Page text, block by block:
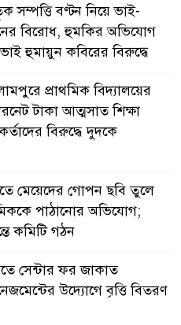
সম্পত্তি বণ্টন নিয়ে ভাই-
বিরোধ, হুমকির অভিযোগ
হুমায়ুন কবিরের বিরুদ্ধে
প্রাথমিক বিদ্যালয়ের
টাকা আত্মসাত শিক্ষা
বিরুদ্ধে দুদকে
মেয়েদের গোপন ছবি তুলে
পাঠানোর অভিযোগ;
কমিটি গঠন
সেন্টার ফর জাকাত
উদ্যোগে বৃত্তি বিতরণ